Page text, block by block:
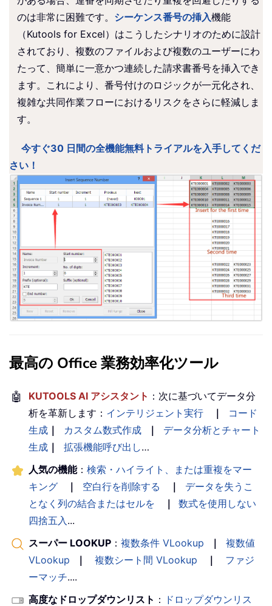
のは非常に困難です。 シーケンス番号の挿入機能
（Kutools for Excel）はこうしたシナリオのために設計
されており、複数のファイルおよび複数のユーザーにわ
たって、簡単に一意かつ連続した請求書番号を挿入でき
ます。これにより、番号付けのロジックが一元化され、
複雑な共同作業フローにおけるリスクをさらに軽減しま
す。
今すぐ30 日間の全機能無料トライアルを入手してくだ
さい！
最高の Office 業務効率化ツール
🤖 KUTOOLS AI アシスタント ：次に基づいてデータ分
析を革新します： インテリジェント実行 ｜
コード
生成 ｜ カスタム数式作成 ｜
データ分析とチャート
生成 ｜ 拡張機能呼び出し…
人気の機能： 検索・ハイライト、または重複をマー
キング
｜ 空白行を削除する ｜
データを失うこ
となく列の結合またはセルを
｜
数式を使用しない
四捨五入...
スーパー LOOKUP ： 複数条件 VLookup ｜
複数値
VLookup
｜ 複数シート間 VLookup ｜
ファジ
ーマッチ....
高度なドロップダウンリスト ： ドロップダウンリス